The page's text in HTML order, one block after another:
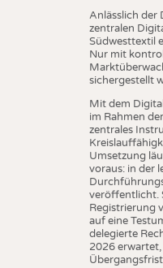
Anlässlich der
zentralen
Südwesttextil
Nur mit
sichergestellt
Mit dem
im Rahmen
zentrales
Umsetzung
voraus: in der
veröffentlicht.
Registrierung
auf eine
delegierte
2026